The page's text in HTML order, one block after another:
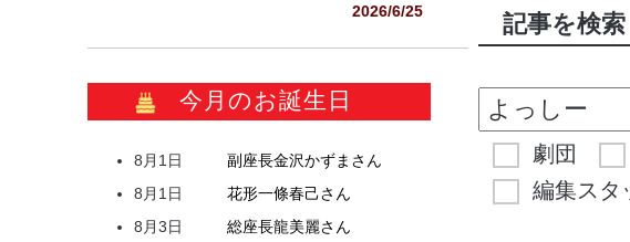
記事を検索
劇団
編集スタ
2026/6/25
今月のお誕生日
8月1日 副座長金沢かずま さん
8月1日
花形一條春己さん
8月3日
総座長龍美麗さん